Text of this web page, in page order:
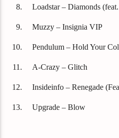
Loadstar – Diamonds
Muzzy – Insignia VIP
Pendulum – Hold Your
A-Crazy – Glitch
Insideinfo – Renegade
Upgrade – Blow